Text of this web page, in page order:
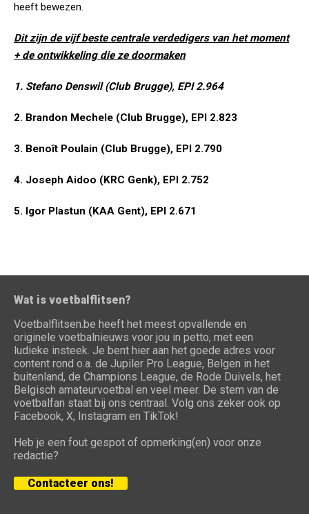
heeft bewezen.
Dit zijn de vijf beste centrale verdedigers van het moment
+ de ontwikkeling die ze doormaken
1. Stefano Denswil (Club Brugge), EPI 2.964
2. Brandon Mechele (Club Brugge), EPI 2.823
3. Benoît Poulain (Club Brugge), EPI 2.790
4. Joseph Aidoo (KRC Genk), EPI 2.752
5. Igor Plastun (KAA Gent), EPI 2.671
Wat is voetbalflitsen?
Voetbalflitsen.be heeft het meest opvallende en
originele voetbalnieuws voor jou in petto, met een
ludieke insteek. Je bent hier aan het goede adres voor
content rond o.a. de Jupiler Pro League, Belgen in het
buitenland, de Champions League, de Rode Duivels, het
Belgisch amateurvoetbal en veel meer. De stem van de
voetbalfan staat bij ons centraal. Volg ons zeker ook op
Facebook, X, Instagram en TikTok!
Heb je een fout gespot of opmerking(en) voor onze
redactie?
Contacteer ons!